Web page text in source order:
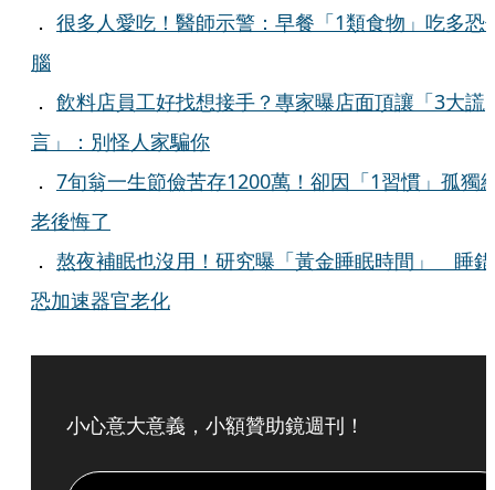
． 很多人愛吃！醫師示警：早餐「1類食物」吃多恐
腦
． 飲料店員工好找想接手？專家曝店面頂讓「3大謊
言」：別怪人家騙你
． 7旬翁一生節儉苦存1200萬！卻因「1習慣」孤獨
老後悔了
． 熬夜補眠也沒用！研究曝「黃金睡眠時間」 睡錯
恐加速器官老化
小心意大意義，小額贊助鏡週刊！